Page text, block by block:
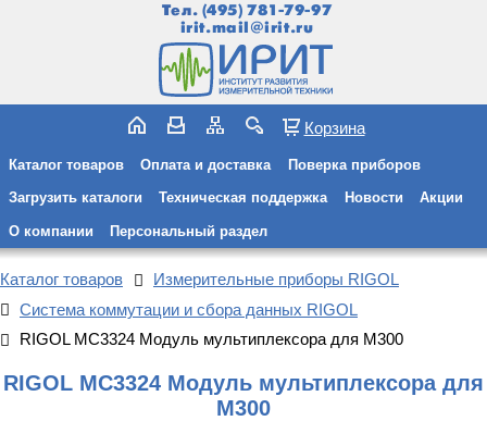
Тел. (495) 781-79-97
irit.mail@irit.ru
Корзина
Каталог товаров Оплата и доставка Поверка приборов
Загрузить каталоги Техническая поддержка Новости Акции
О компании Персональный раздел
Каталог товаров
Измерительные приборы RIGOL
Система коммутации и сбора данных RIGOL
RIGOL MC3324 Модуль мультиплексора для M300
RIGOL MC3324 Модуль мультиплексора для
M300